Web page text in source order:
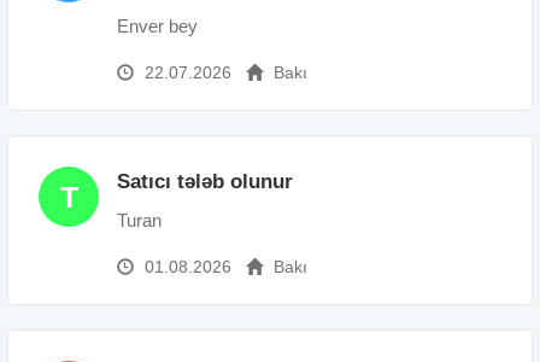
Enver bey
22.07.2026 Bakı
T Satıcı tələb olunur
Turan
01.08.2026 Bakı